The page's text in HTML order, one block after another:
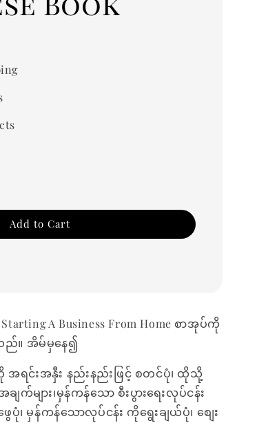
Add to Cart
A Business From Home စာအုပ်ကို
ည်။ အိမ်မှနေ၍
အရင်းအနှီး နည်းနည်းဖြင့် စတင်ပုံ၊ ထိုသို့
များ၊မှန်ကန်သော စီးပွားရေးလုပ်ငန်း
မှန်ကန်သောလုပ်ငန်း ကိုရွေးချယ်ပုံ၊ စျေး